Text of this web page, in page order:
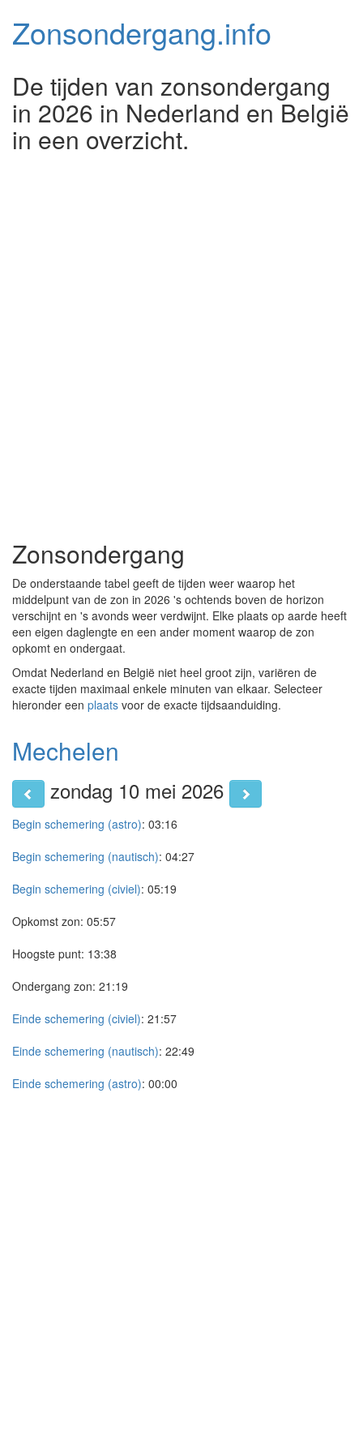
Zonsondergang.info
De tijden van zonsondergang
in 2026 in Nederland en België
in een overzicht.
Zonsondergang
De onderstaande tabel geeft de tijden weer waarop het
middelpunt van de zon in 2026 's ochtends boven de horizon
verschijnt en 's avonds weer verdwijnt. Elke plaats op aarde heeft
een eigen daglengte en een ander moment waarop de zon
opkomt en ondergaat.
Omdat Nederland en België niet heel groot zijn, variëren de
exacte tijden maximaal enkele minuten van elkaar. Selecteer
hieronder een plaats voor de exacte tijdsaanduiding.
Mechelen
zondag 10 mei 2026
Begin schemering (astro): 03:16
Begin schemering (nautisch): 04:27
Begin schemering (civiel): 05:19
Opkomst zon: 05:57
Hoogste punt: 13:38
Ondergang zon: 21:19
Einde schemering (civiel): 21:57
Einde schemering (nautisch): 22:49
Einde schemering (astro): 00:00